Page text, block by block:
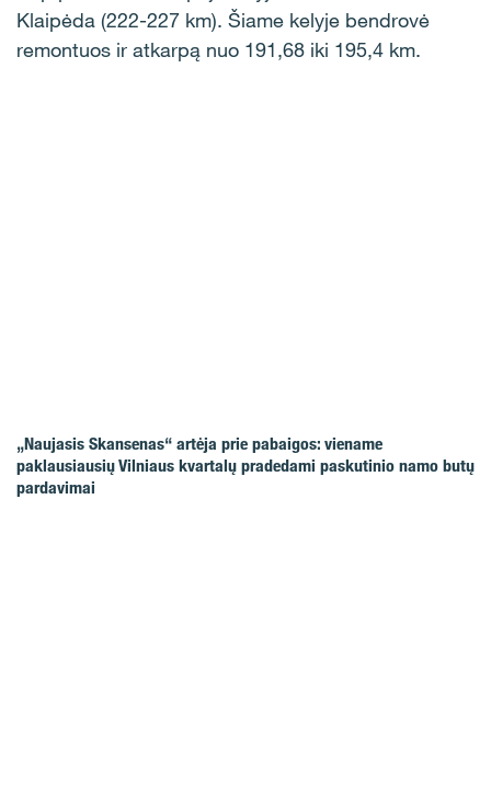
Klaipėda (222-227 km). Šiame kelyje bendrovė
remontuos ir atkarpą nuo 191,68 iki 195,4 km.
„Naujasis Skansenas“ artėja prie pabaigos: viename
paklausiausių Vilniaus kvartalų pradedami paskutinio namo butų
pardavimai